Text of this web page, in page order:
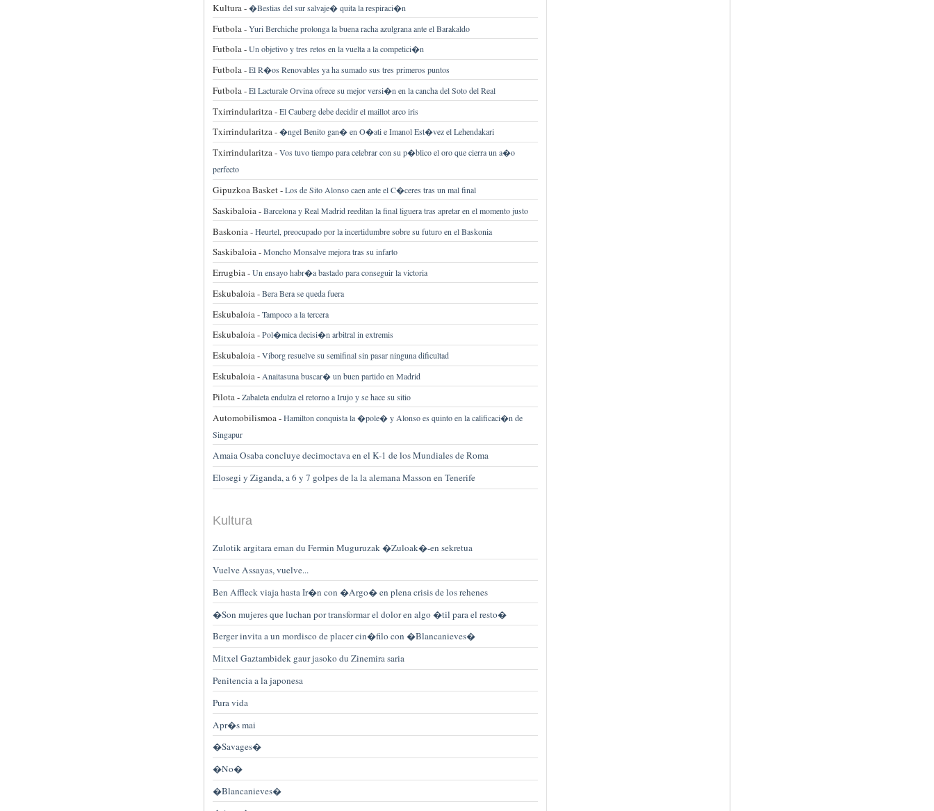
Kultura -�Bestias del sur salvaje� quita la respiraci�n
Futbola -Yuri Berchiche prolonga la buena racha azulgrana ante el Barakaldo
Futbola -Un objetivo y tres retos en la vuelta a la competici�n
Futbola -El R�os Renovables ya ha sumado sus tres primeros puntos
Futbola -El Lacturale Orvina ofrece su mejor versi�n en la cancha del Soto del Real
Txirrindularitza -El Cauberg debe decidir el maillot arco iris
Txirrindularitza -�ngel Benito gan� en O�ati e Imanol Est�vez el Lehendakari
Txirrindularitza -Vos tuvo tiempo para celebrar con su p�blico el oro que cierra un a�o
perfecto
Gipuzkoa Basket -Los de Sito Alonso caen ante el C�ceres tras un mal final
Saskibaloia -Barcelona y Real Madrid reeditan la final liguera tras apretar en el momento justo
Baskonia -Heurtel, preocupado por la incertidumbre sobre su futuro en el Baskonia
Saskibaloia -Moncho Monsalve mejora tras su infarto
Errugbia -Un ensayo habr�a bastado para conseguir la victoria
Eskubaloia -Bera Bera se queda fuera
Eskubaloia -Tampoco a la tercera
Eskubaloia -Pol�mica decisi�n arbitral in extremis
Eskubaloia -Viborg resuelve su semifinal sin pasar ninguna dificultad
Eskubaloia - Anaitasuna buscar� un buen partido en Madrid
Pilota -Zabaleta endulza el retorno a Irujo y se hace su sitio
Automobilismoa -Hamilton conquista la �pole� y Alonso es quinto en la calificaci�n de
Singapur
Amaia Osaba concluye decimoctava en el K-1 de los Mundiales de Roma
Elosegi y Ziganda, a 6 y 7 golpes de la la alemana Masson en Tenerife
Kultura
Zulotik argitara eman du Fermin Muguruzak �Zuloak�-en sekretua
Vuelve Assayas, vuelve...
Ben Affleck viaja hasta Ir�n con �Argo� en plena crisis de los rehenes
�Son mujeres que luchan por transformar el dolor en algo �til para el resto�
Berger invita a un mordisco de placer cin�filo con �Blancanieves�
Mitxel Gaztambidek gaur jasoko du Zinemira saria
Penitencia a la japonesa
Pura vida
Apr�s mai
�Savages�
�No�
�Blancanieves�